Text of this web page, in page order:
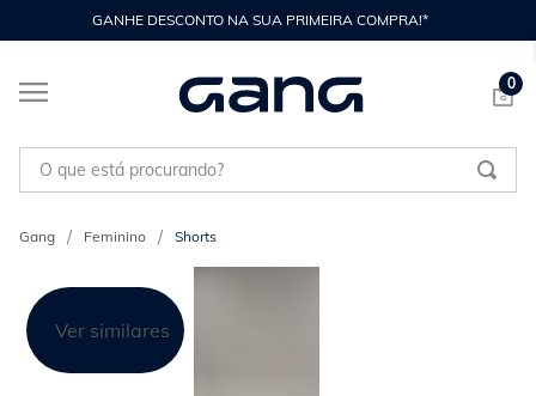
GANHE DESCONTO NA SUA PRIMEIRA COMPRA!*
0
O que está procurando?
Feminino Shorts
Ver similares